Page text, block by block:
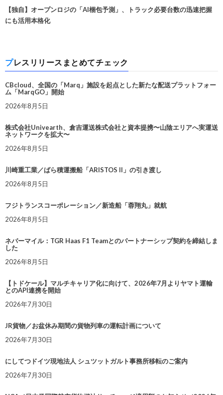
【独自】オープンロジの「AI梱包予測」、トラック必要台数の迅速把握
にも活用本格化
プレスリリースまとめてチェック
CBcloud、全国の「Marq」施設を起点とした新たな配送プラットフォー
ム「MarqGO」開始
2026年8月5日
株式会社Univearth、倉吉運送株式会社と資本提携〜山陰エリアへ実運送
ネットワークを拡大〜
2026年8月5日
川崎重工業／ばら積運搬船「ARISTOS II」の引き渡し
2026年8月5日
フジトランスコーポレーション／新造船「蓉翔丸」就航
2026年8月5日
ネバーマイル：TGR Haas F1 Teamとのパートナーシップ契約を締結しま
した
2026年8月5日
【トドケール】マルチキャリア化に向けて、2026年7月よりヤマト運輸
とのAPI連携を開始
2026年7月30日
JR貨物／お盆休み期間の貨物列車の運転計画について
2026年7月30日
にしてつドイツ現地法人 シュツットガルト事務所移転のご案内
2026年7月30日